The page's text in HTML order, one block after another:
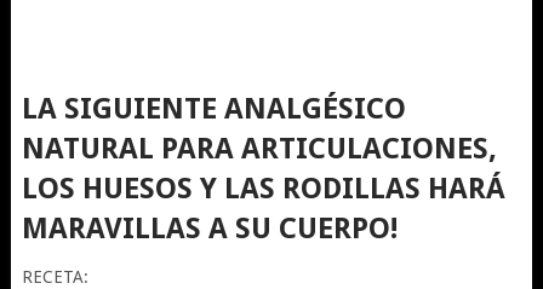
LA SIGUIENTE ANALGÉSICO
NATURAL PARA ARTICULACIONES,
LOS HUESOS Y LAS RODILLAS HARÁ
MARAVILLAS A SU CUERPO!
RECETA: